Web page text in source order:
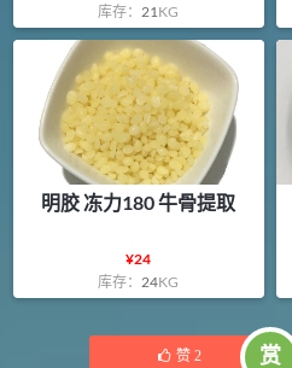
库存： 21 KG
明胶 冻力180 牛骨提取
¥24
库存：24KG
赞 2 赏